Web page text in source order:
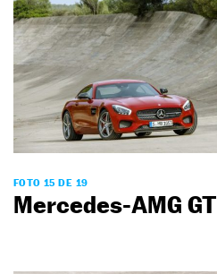
FOTO 15 DE 19
Mercedes-AMG GT